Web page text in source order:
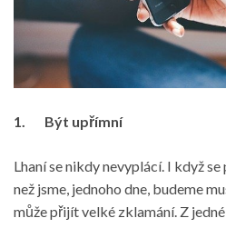
1. Být upřímní
Lhaní se nikdy nevyplácí. I když
než jsme, jednoho dne, budeme
může přijít velké zklamání. Z